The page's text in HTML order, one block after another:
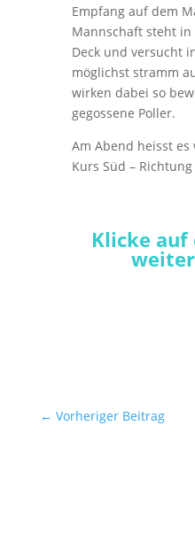
Empfang auf dem
Mannschaft steht in
Deck und versucht
möglichst stramm
wirken dabei so
gegossene Poller.
Am Abend heisst
Kurs Süd –
Klicke
← Vorheriger Beitrag